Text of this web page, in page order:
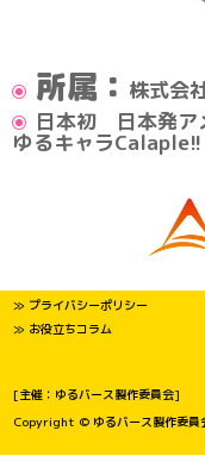
所属： 株式会
日本初 日本発ア
ゆるキャラCalaple!!
≫ プライバシーポリシー
≫ お役立ちコラム
[主催：ゆるバース製作委員会]
Copyright © ゆるバース製作委